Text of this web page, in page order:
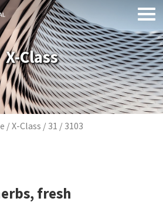
X-Class
Breadcrumb
X-Class 31 3103
fresh